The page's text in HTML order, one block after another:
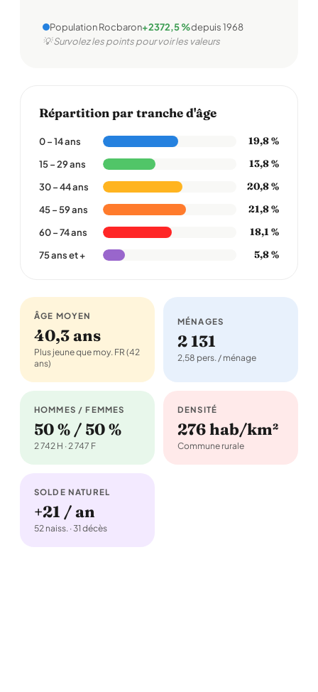
Population Rocbaron+2372,5 %depuis 1968
💡 Survolez les points pour voir les valeurs
Répartition par tranche d'âge
0 – 14 ans 19,8 %
15 – 29 ans 13,8 %
30 – 44 ans 20,8 %
45 – 59 ans 21,8 %
60 – 74 ans 18,1 %
75 ans et + 5,8 %
ÂGE MOYEN
40,3 ans
Plus jeune que moy. FR (42
ans)
MÉNAGES
2 131
2,58 pers. / ménage
HOMMES / FEMMES
50 % / 50 %
2 742 H · 2 747 F
DENSITÉ
276 hab/km²
Commune rurale
SOLDE NATUREL
+21 / an
52 naiss. · 31 décès